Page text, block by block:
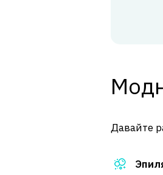
Давайте